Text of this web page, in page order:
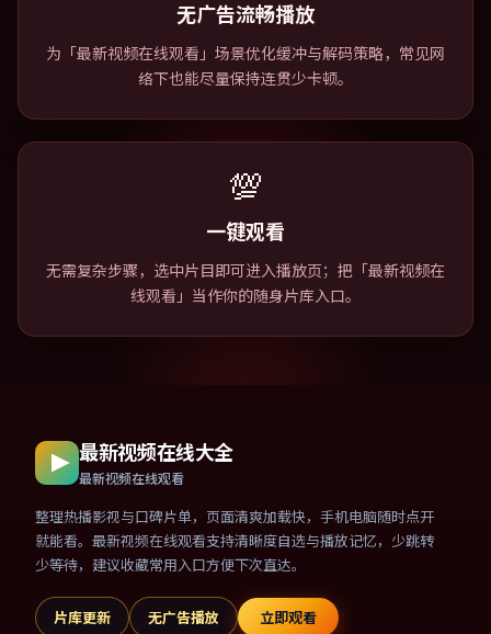
无广告流畅播放
为「最新视频在线观看」场景优化缓冲与解码策略，常见网
络下也能尽量保持连贯少卡顿。
💯
一键观看
无需复杂步骤，选中片目即可进入播放页；把「最新视频在
线观看」当作你的随身片库入口。
最新视频在线大全
最新视频在线观看
整理热播影视与口碑片单，页面清爽加载快，手机电脑随时点开
就能看。最新视频在线观看支持清晰度自选与播放记忆，少跳转
少等待，建议收藏常用入口方便下次直达。
片库更新 无广告播放 立即观看